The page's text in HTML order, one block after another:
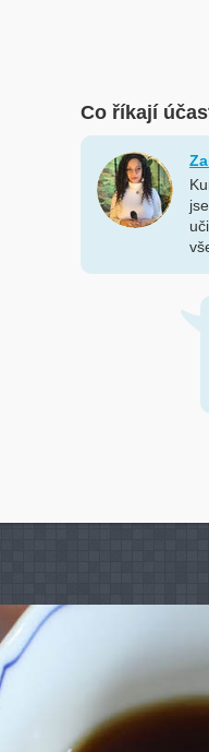
Co říkají